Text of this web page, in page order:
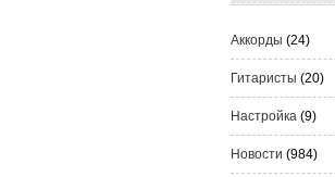
Аккорды (24)
Гитаристы (20)
Настройка (9)
Новости (984)